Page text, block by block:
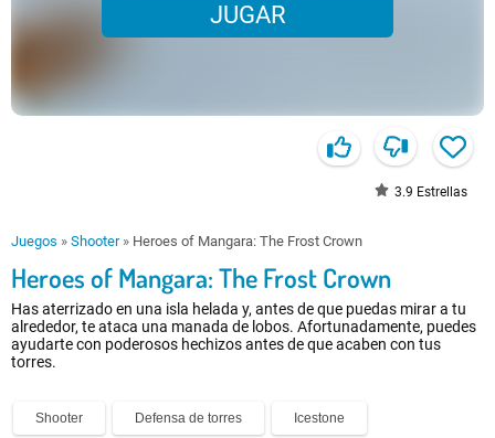
JUGAR
3.9 Estrellas
Juegos » Shooter» Heroes of Mangara: The Frost Crown
Heroes of Mangara: The Frost Crown
Has aterrizado en una isla helada y, antes de que puedas mirar a tu
alrededor, te ataca una manada de lobos. Afortunadamente, puedes
ayudarte con poderosos hechizos antes de que acaben con tus
torres.
Shooter Defensa de torres Icestone